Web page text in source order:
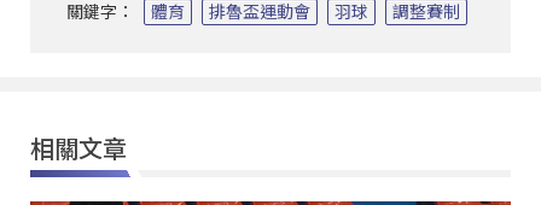
關鍵字： 體育 排魯盃運動會 羽球 調整賽制
相關文章